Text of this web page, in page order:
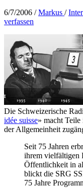
6/7/2006 /Markus /
verfassen
Die Schweizerische
idée suisse» macht Teile
der Allgemeinheit
Seit 75 Jahren
ihrem vielfältigen
Öffentlichkeit in
blickt die SRG
75 Jahre